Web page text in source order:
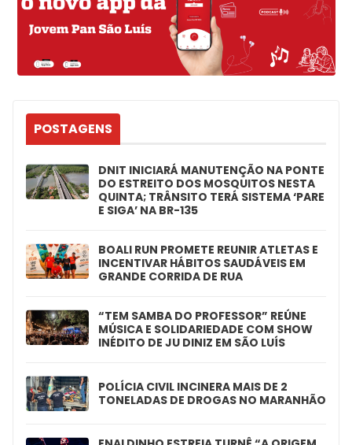
POSTAGENS
DNIT INICIARÁ MANUTENÇÃO NA PONTE
DO ESTREITO DOS MOSQUITOS NESTA
QUINTA; TRÂNSITO TERÁ SISTEMA ‘PARE
E SIGA’ NA BR-135
BOALI RUN PROMETE REUNIR ATLETAS E
INCENTIVAR HÁBITOS SAUDÁVEIS EM
GRANDE CORRIDA DE RUA
“TEM SAMBA DO PROFESSOR” REÚNE
MÚSICA E SOLIDARIEDADE COM SHOW
INÉDITO DE JU DINIZ EM SÃO LUÍS
POLÍCIA CIVIL INCINERA MAIS DE 2
TONELADAS DE DROGAS NO MARANHÃO